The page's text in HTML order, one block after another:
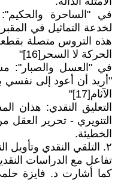
في "الساحرة
لخدعة التماثيل في
هذه التروس متصلة
الحركة لا السحر[16]"
في "العسل والصبار":
"أريد أن أعود إلى
الآثام[17]"
التعليق النقدي: هذان
التنويري - تحرير العقل
الخطيئة.
٢. التلقي النقدي وتأويل النصوص
تفاعل مع الدراسات